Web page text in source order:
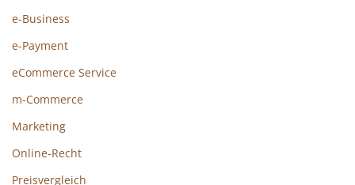
e-Business
e-Payment
eCommerce Service
m-Commerce
Marketing
Online-Recht
Preisvergleich